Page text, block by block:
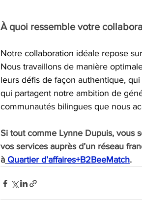
À quoi ressemble votre
Notre collaboration idéale repose
Nous travaillons de manière
leurs défis de façon authentique,
qui partagent notre ambition de
communautés bilingues que nous
Si tout comme Lynne Dupuis, vous
vos services auprès d’un réseau
à Quartier d’affaires+B2BeeMatch.